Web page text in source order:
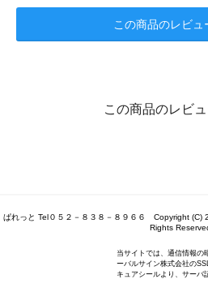
この商品のレビュ
この商品のレビ
ぱれっと Tel０５２－８３８－８９６６ Copyright (C)
Rights
当サイトでは、通信情報の
ーバルサイン株式会社の
キュアシールより、サーバ